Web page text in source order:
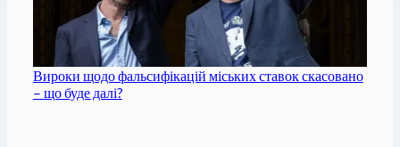
Вироки щодо фальсифікацій міських ставок скасовано
– що буде далі?